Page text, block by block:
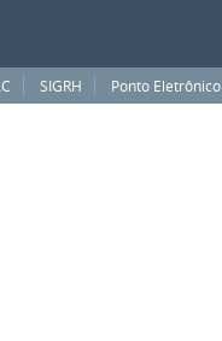
SIGRH Ponto Eletrônico